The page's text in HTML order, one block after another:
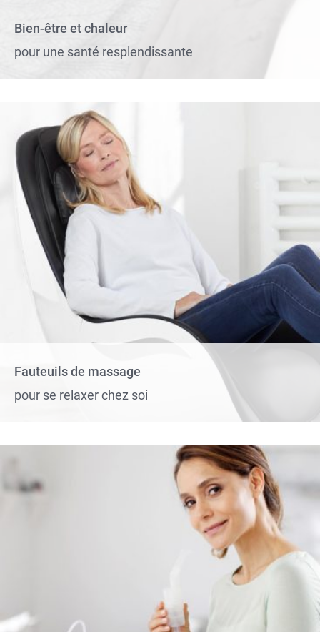
Bien-être et chaleur
pour une santé resplendissante
Fauteuils de massage
pour se relaxer chez soi